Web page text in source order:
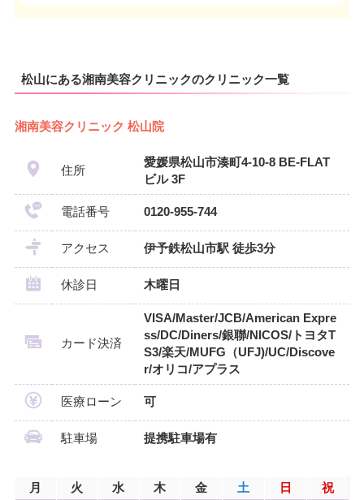
松山にある湘南美容クリニックのクリニック一覧
湘南美容クリニック 松山院
住所
愛媛県松山市湊町4-10-8 BE-FLAT
ビル 3F
電話番号 0120-955-744
アクセス 伊予鉄松山市駅 徒歩3分
休診日 木曜日
カード決済
VISA/Master/JCB/American Expre
ss/DC/Diners/銀聯/NICOS/トヨタT
S3/楽天/MUFG（UFJ)/UC/Discove
r/オリコ/アプラス
医療ローン 可
駐車場 提携駐車場有
月 火 水 木 金 土 日 祝